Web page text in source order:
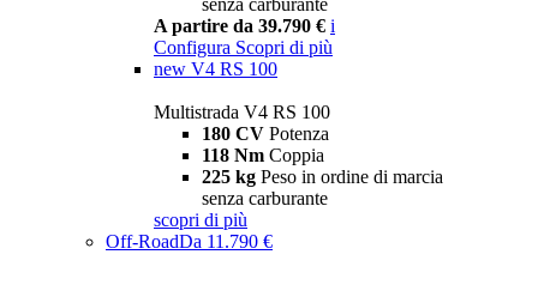
senza carburante
A partire da 39.790 € i
Configura Scopri di più
new V4 RS 100
Multistrada V4 RS 100
180 CV Potenza
118 Nm Coppia
225 kg Peso in ordine di marcia
senza carburante
scopri di più
Off-RoadDa 11.790 €